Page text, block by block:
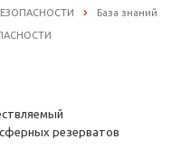
База знаний
резерватов